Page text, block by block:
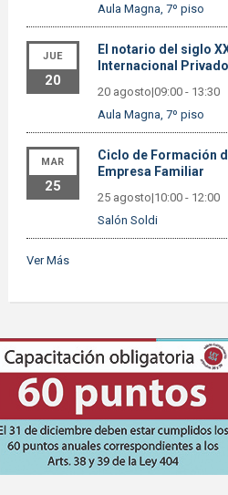
Aula Magna, 7º piso
JUE
20
El notario del siglo
Internacional
20 agosto|09:00- 13:30
Aula Magna, 7º piso
MAR
25
Ciclo de Formación
Empresa Familiar
25 agosto|10:00- 12:00
Salón Soldi
Ver Más